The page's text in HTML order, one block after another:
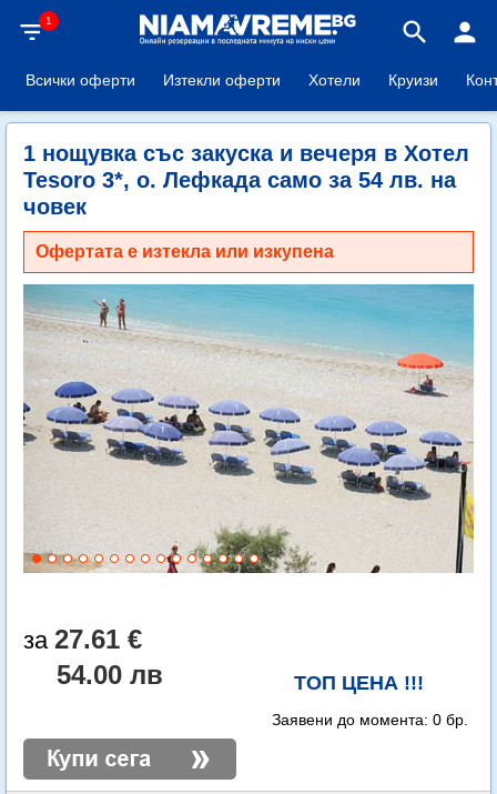
filter_list1 search person
Всички оферти Изтекли оферти Хотели Круизи
1 нощувка със закуска и вечеря в Хотел
Tesoro 3*, о. Лефкада само за 54 лв. на
човек
Офертата е изтекла или изкупена
27.61 €
54.00 лв
ТОП ЦЕНА !!!
Заявени до момента: 0 бр.